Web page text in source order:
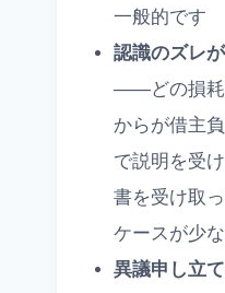
一般的です
認識のズレ
——どの損耗
からが借主
で説明を受
書を受け取
ケースが少
異議申し立